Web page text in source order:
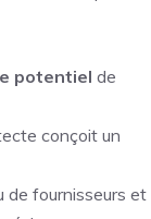
potentiel de
conçoit un
de fournisseurs et